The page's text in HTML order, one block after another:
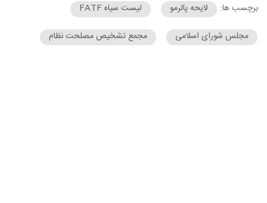
برچسب ها: لایحه پالرمو
لیست سیاه FATF
مجلس شورای اسلامی
مجمع تشخیص مصلحت نظام